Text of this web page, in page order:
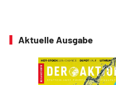
Aktuelle Ausgabe